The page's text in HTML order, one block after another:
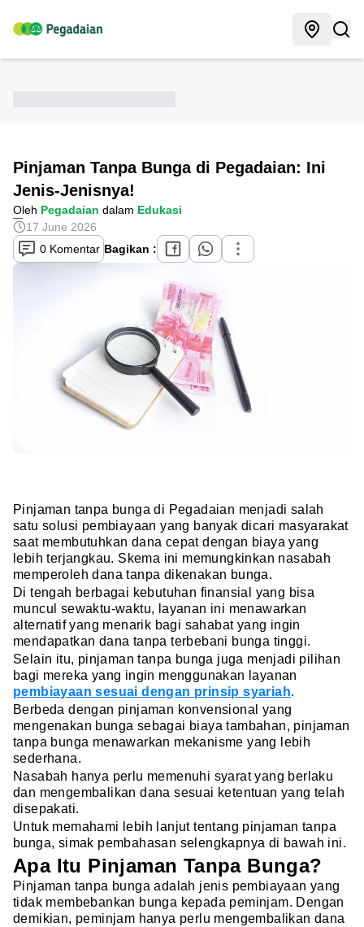
Pinjaman Tanpa Bunga di Pegadaian: Ini
Jenis-Jenisnya!
Oleh Pegadaian dalam Edukasi
17 June 2026
0 Komentar Bagikan :
Pinjaman tanpa bunga di Pegadaian menjadi salah
satu solusi pembiayaan yang banyak dicari masyarakat
saat membutuhkan dana cepat dengan biaya yang
lebih terjangkau. Skema ini memungkinkan nasabah
memperoleh dana tanpa dikenakan bunga.
Di tengah berbagai kebutuhan finansial yang bisa
muncul sewaktu-waktu, layanan ini menawarkan
alternatif yang menarik bagi sahabat yang ingin
mendapatkan dana tanpa terbebani bunga tinggi.
Selain itu, pinjaman tanpa bunga juga menjadi pilihan
bagi mereka yang ingin menggunakan layanan
pembiayaan sesuai dengan prinsip syariah.
Berbeda dengan pinjaman konvensional yang
mengenakan bunga sebagai biaya tambahan, pinjaman
tanpa bunga menawarkan mekanisme yang lebih
sederhana.
Nasabah hanya perlu memenuhi syarat yang berlaku
dan mengembalikan dana sesuai ketentuan yang telah
disepakati.
Untuk memahami lebih lanjut tentang pinjaman tanpa
bunga, simak pembahasan selengkapnya di bawah ini.
Apa Itu Pinjaman Tanpa Bunga?
Pinjaman tanpa bunga adalah jenis pembiayaan yang
tidak membebankan bunga kepada peminjam. Dengan
demikian, peminjam hanya perlu mengembalikan dana